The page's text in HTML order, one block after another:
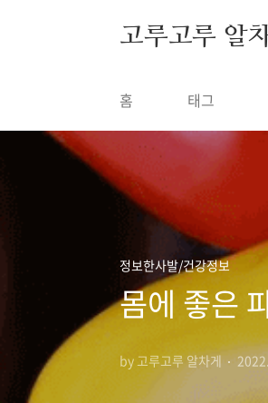
고루고루 알
홈 태그
정보한사발/건강정보
몸에 좋은
by 고루고루 알차게